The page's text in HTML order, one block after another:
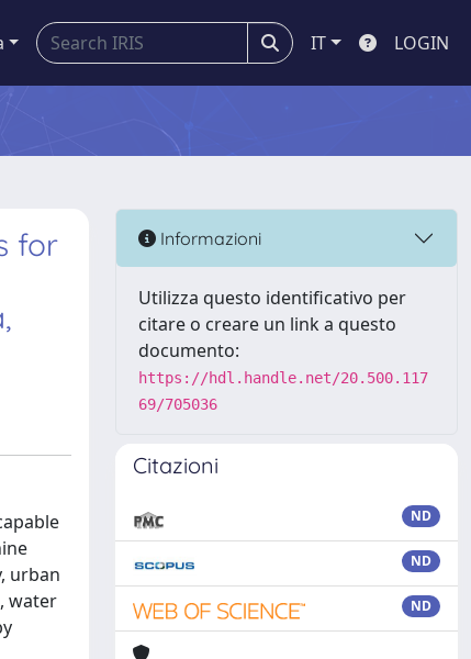
IT LOGIN
for
urban
water
Informazioni
Utilizza questo identificativo per
citare o creare un link a questo
documento:
https://hdl.handle.net/20.500.117
69/705036
Citazioni
ND
ND
ND